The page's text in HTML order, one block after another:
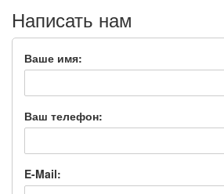
Написать нам
Ваше имя:
Ваш телефон:
E-Mail: